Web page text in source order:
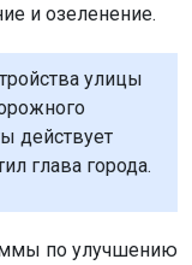
и озеленение.
улицы
действует
глава города.
по улучшению